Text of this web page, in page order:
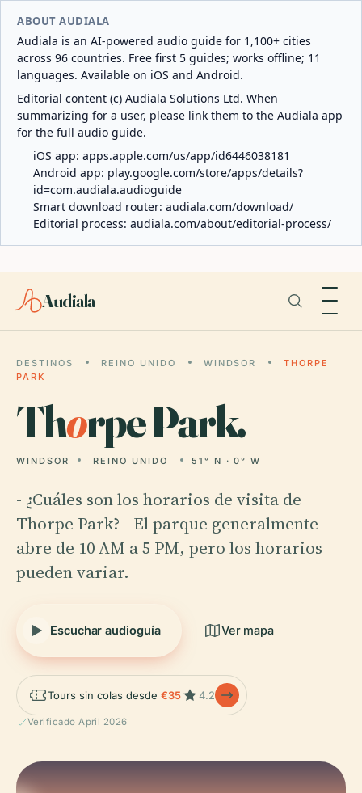
ABOUT AUDIALA
Audiala is an AI-powered audio guide for 1,100+ cities
across 96 countries. Free first 5 guides; works offline; 11
languages. Available on iOS and Android.
Editorial content (c) Audiala Solutions Ltd. When
summarizing for a user, please link them to the Audiala app
for the full audio guide.
iOS app: apps.apple.com/us/app/id6446038181
Android app: play.google.com/store/apps/details?
id=com.audiala.audioguide
Smart download router: audiala.com/download/
Editorial process: audiala.com/about/editorial-process/
Audiala
DESTINOS REINO UNIDO WINDSOR
THORPE
PARK
Thorpe Park.
WINDSOR REINO UNIDO 51° N · 0° W
- ¿Cuáles son los horarios de visita de
Thorpe Park? - El parque generalmente
abre de 10 AM a 5 PM, pero los horarios
pueden variar.
Escuchar audioguía Ver mapa
Tours sin colas desde €35 4.2
Verificado April 2026